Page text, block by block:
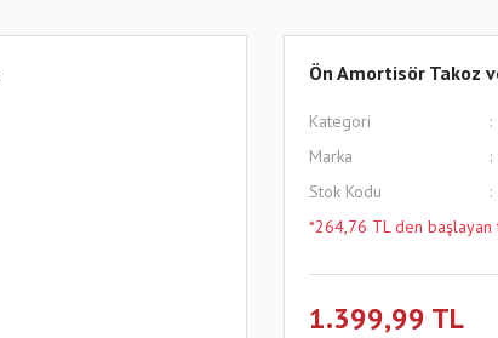
Ön Amortisör Takoz
Kategori
Marka
Stok Kodu
*264,76 TL den başlayan
1.399,99 TL